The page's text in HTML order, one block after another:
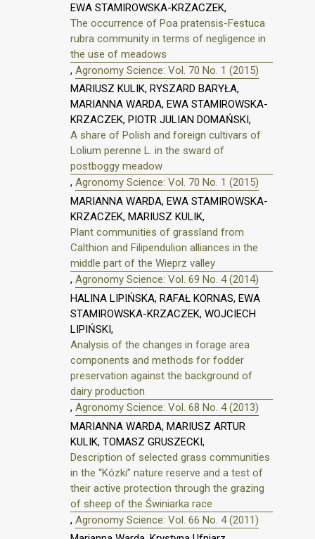
EWA STAMIROWSKA-KRZACZEK,
The occurrence of Poa pratensis-Festuca
rubra community in terms of negligence in
the use of meadows
, Agronomy Science: Vol. 70 No. 1 (2015)
MARIUSZ KULIK, RYSZARD BARYŁA,
MARIANNA WARDA, EWA STAMIROWSKA-
KRZACZEK, PIOTR JULIAN DOMAŃSKI,
A share of Polish and foreign cultivars of
Lolium perenne L. in the sward of
postboggy meadow
, Agronomy Science: Vol. 70 No. 1 (2015)
MARIANNA WARDA, EWA STAMIROWSKA-
KRZACZEK, MARIUSZ KULIK,
Plant communities of grassland from
Calthion and Filipendulion alliances in the
middle part of the Wieprz valley
, Agronomy Science: Vol. 69 No. 4 (2014)
HALINA LIPIŃSKA, RAFAŁ KORNAS, EWA
STAMIROWSKA-KRZACZEK, WOJCIECH
LIPIŃSKI,
Analysis of the changes in forage area
components and methods for fodder
preservation against the background of
dairy production
, Agronomy Science: Vol. 68 No. 4 (2013)
MARIANNA WARDA, MARIUSZ ARTUR
KULIK, TOMASZ GRUSZECKI,
Description of selected grass communities
in the “Kózki” nature reserve and a test of
their active protection through the grazing
of sheep of the Świniarka race
, Agronomy Science: Vol. 66 No. 4 (2011)